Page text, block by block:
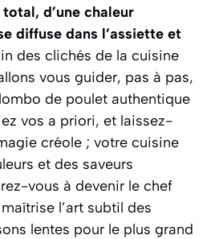
d’une chaleur
diffuse dans l’assiette et
des clichés de la cuisine
vous guider, pas à pas,
de poulet authentique
vos a priori, et laissez-
créole ; votre cuisine
et des saveurs
vous à devenir le chef
l’art subtil des
lentes pour le plus grand